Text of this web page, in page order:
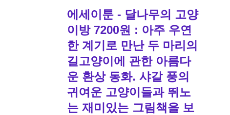
에세이툰 - 달나무의 고양
이방 7200원 : 아주 우연
한 계기로 만난 두 마리의
길고양이에 관한 아름다
운 환상 동화. 샤갈 풍의
귀여운 고양이들과 뛰노
는 재미있는 그림책을 보